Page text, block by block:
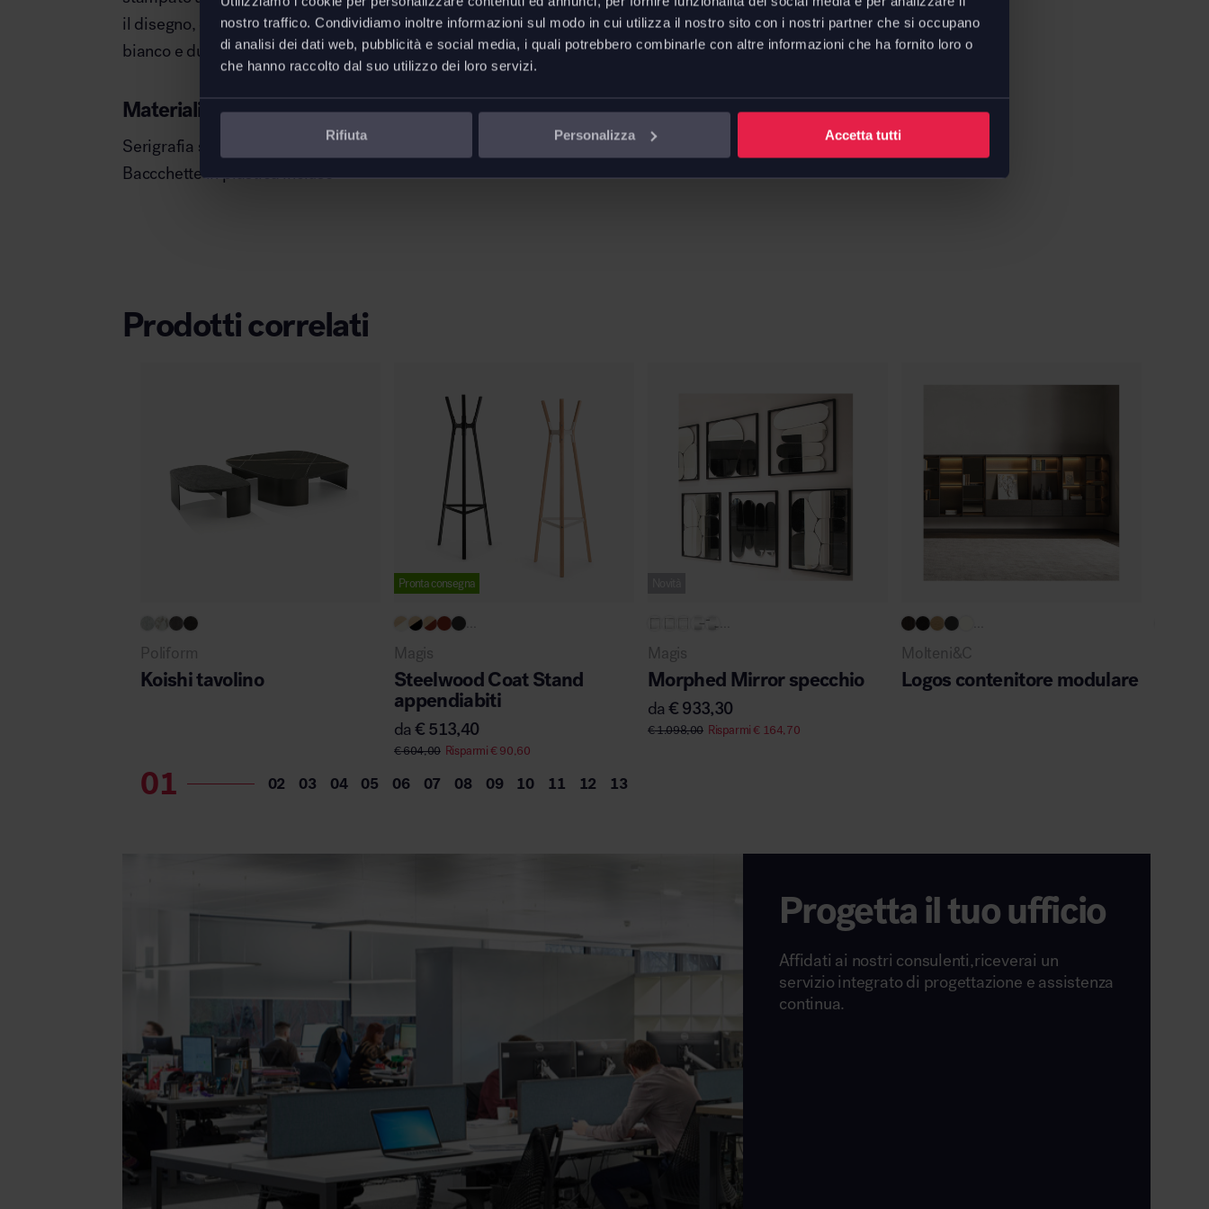
nostro traffico. Condividiamo inoltre informazioni sul modo in cui utilizza il nostro sito con i nostri partner che si occupano
di analisi dei dati web, pubblicità e social media, i quali potrebbero combinarle con altre informazioni che ha fornito loro o
che hanno raccolto dal suo utilizzo dei loro servizi.
Rifiuta Personalizza Accetta tutti
il disegno, dando vita a un’elegante combinazione di grigio argentato,
bianco e due toni di rosa insaturi.
Materiali
Serigrafia su tela da legatoria
Baccchette in plastica incluse
L. 100 - P. 100 cm
Download
Scheda tecnica
Prodotti correlati
Poliform
Koishi tavolino
Pronta consegna
Magis
Steelwood Coat Stand
appendiabiti
da€ 513,40
€604,00 Risparmi€90,60
Magis
Morphed Mirror specchio
da€ 933,30
€1.098,00 Risparmi€ 164,70
Molteni&C
Logos contenitore modulare
Progetta il tuo ufficio
Affidati ai nostri consulenti,riceverai un
servizio integrato di progettazione e assistenza
continua.